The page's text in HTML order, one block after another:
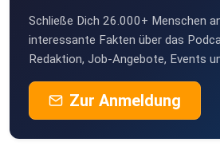
Schließe Dich 26.000+ Menschen
interessante Fakten über das
Redaktion, Job-Angebote, Events
Zur Anmeldung